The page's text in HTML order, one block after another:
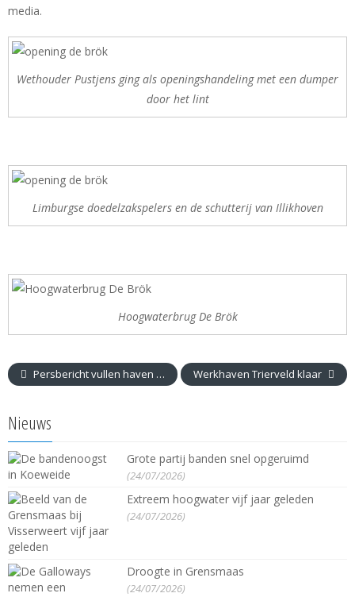
media.
Wethouder Pustjens ging als openingshandeling met een dumper
door het lint
Limburgse doedelzakspelers en de schutterij van Illikhoven
Hoogwaterbrug De Brök
Persbericht vullen haven Trierveld gestart Werkhaven Trierveld klaar
Nieuws
Grote partij banden snel opgeruimd
(24/07/2026)
Extreem hoogwater vijf jaar geleden
(24/07/2026)
Droogte in Grensmaas
(24/07/2026)